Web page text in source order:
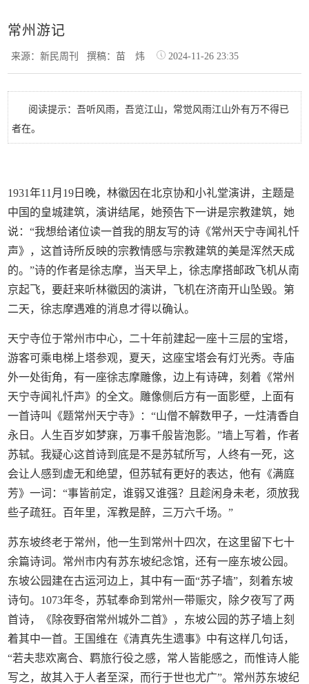
常州游记
来源：新民周刊撰稿：苗 炜 2024-11-26 23:35
阅读提示：吾听风雨，吾览江山，常觉风雨江山外有万不得已
者在。
1931年11月19日晚，林徽因在北京协和小礼堂演讲，主题是
中国的皇城建筑，演讲结尾，她预告下一讲是宗教建筑，她
说：“我想给诸位读一首我的朋友写的诗《常州天宁寺闻礼忏
声》，这首诗所反映的宗教情感与宗教建筑的美是浑然天成
的。”诗的作者是徐志摩，当天早上，徐志摩搭邮政飞机从南
京起飞，要赶来听林徽因的演讲，飞机在济南开山坠毁。第
二天，徐志摩遇难的消息才得以确认。
天宁寺位于常州市中心，二十年前建起一座十三层的宝塔，
游客可乘电梯上塔参观，夏天，这座宝塔会有灯光秀。寺庙
外一处街角，有一座徐志摩雕像，边上有诗碑，刻着《常州
天宁寺闻礼忏声》的全文。雕像侧后方有一面影壁，上面有
一首诗叫《题常州天宁寺》：“山僧不解数甲子，一炷清香自
永日。人生百岁如梦寐，万事千般皆泡影。”墙上写着，作者
苏轼。我疑心这首诗到底是不是苏轼所写，人终有一死，这
会让人感到虚无和绝望，但苏轼有更好的表达，他有《满庭
芳》一词：“事皆前定，谁弱又谁强？且趁闲身未老，须放我
些子疏狂。百年里，浑教是醉，三万六千场。”
苏东坡终老于常州，他一生到常州十四次，在这里留下七十
余篇诗词。常州市内有苏东坡纪念馆，还有一座东坡公园。
东坡公园建在古运河边上，其中有一面“苏子墙”，刻着东坡
诗句。1073年冬，苏轼奉命到常州一带赈灾，除夕夜写了两
首诗，《除夜野宿常州城外二首》，东坡公园的苏子墙上刻
着其中一首。王国维在《清真先生遗事》中有这样几句话，
“若夫悲欢离合、羁旅行役之感，常人皆能感之，而惟诗人能
写之，故其入于人者至深，而行于世也尤广”。常州苏东坡纪